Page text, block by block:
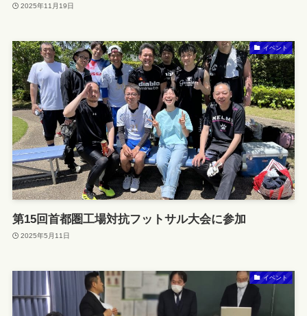
2025年11月19日
イベント
第15回首都圏工場対抗フットサル大会に参加
2025年5月11日
イベント